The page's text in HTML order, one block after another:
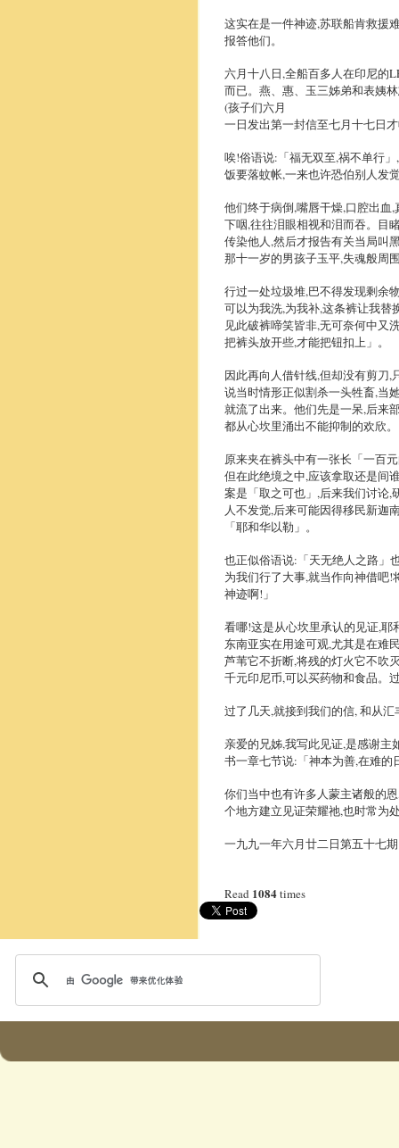
这实在是一件神迹,苏联船肯救援
报答他们。
六月十八日,全船百多人在印尼的
而已。燕、惠、玉三姊弟和表姨
(孩子们六月
一日发出第一封信至七月十七日
唉!俗语说:「福无双至,祸不单行
饭要落蚊帐,一来也许恐伯别人发
他们终于病倒,嘴唇干燥,口腔出血
下咽,往往泪眼相视和泪而吞。目
传染他人,然后才报告有关当局叫
那十一岁的男孩子玉平,失魂般周
行过一处垃圾堆,巴不得发现剩余
可以为我洗,为我补,这条裤让我替
见此破裤啼笑皆非,无可奈何中又
把裤头放开些,才能把钮扣上」。
因此再向人借针线,但却没有剪刀
说当时情形正似割杀一头牲畜,当
就流了出来。他们先是一呆,后来
都从心坎里涌出不能抑制的欢欣。
原来夹在裤头中有一张长「一百
但在此绝境之中,应该拿取还是间
案是「取之可也」,后来我们讨论,
人不发觉,后来可能因得移民新迦
「耶和华以勒」。
也正似俗语说:「天无绝人之路」
为我们行了大事,就当作向神借吧
神迹啊!」
看哪!这是从心坎里承认的见证,
东南亚实在用途可观,尤其是在难
芦苇它不折断,将残的灯火它不吹
千元印尼币,可以买药物和食品。
过了几天,就接到我们的信, 和从
亲爱的兄姊,我写此见证,是感谢主
书一章七节说:「神本为善,在难
你们当中也有许多人蒙主诸般的
个地方建立见证荣耀祂,也时常为
一九九一年六月廿二日第五十七期
Read 1084times